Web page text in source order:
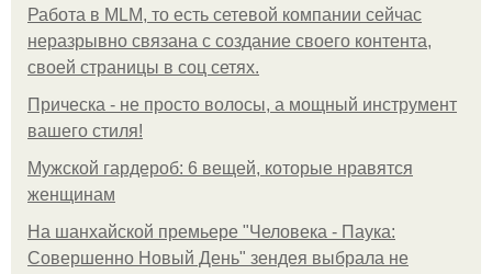
Работа в MLM, то есть сетевой компании сейчас
неразрывно связана с создание своего контента,
своей страницы в соц сетях.
Прическа - не просто волосы, а мощный инструмент
вашего стиля!
Мужской гардероб: 6 вещей, которые нравятся
женщинам
На шанхайской премьере "Человека - Паука:
Совершенно Новый День" зендея выбрала не